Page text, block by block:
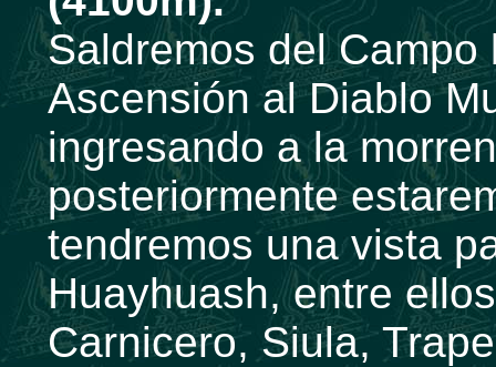
Saldremos del
Ascensión al Diablo
ingresando a la
posteriormente
tendremos una vista
Huayhuash, entre
Carnicero, Siula,